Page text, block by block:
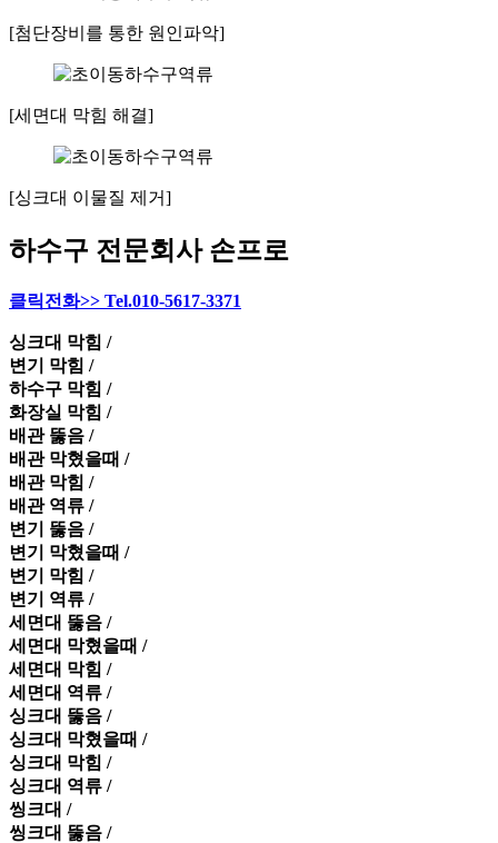
[첨단장비를 통한 원인파악]
[세면대 막힘 해결]
[싱크대 이물질 제거]
하수구 전문회사 손프로
클릭전화>> Tel.010-5617-3371
싱크대 막힘 /
변기 막힘 /
하수구 막힘 /
화장실 막힘 /
배관 뚫음 /
배관 막혔을때 /
배관 막힘 /
배관 역류 /
변기 뚫음 /
변기 막혔을때 /
변기 막힘 /
변기 역류 /
세면대 뚫음 /
세면대 막혔을때 /
세면대 막힘 /
세면대 역류 /
싱크대 뚫음 /
싱크대 막혔을때 /
싱크대 막힘 /
싱크대 역류 /
씽크대 /
씽크대 뚫음 /